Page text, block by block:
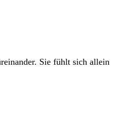
Sie fühlt sich allein